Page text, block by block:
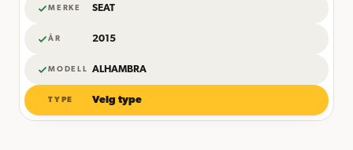
MERKE SEAT
ÅR 2015
MODELL ALHAMBRA
TYPE Velg type